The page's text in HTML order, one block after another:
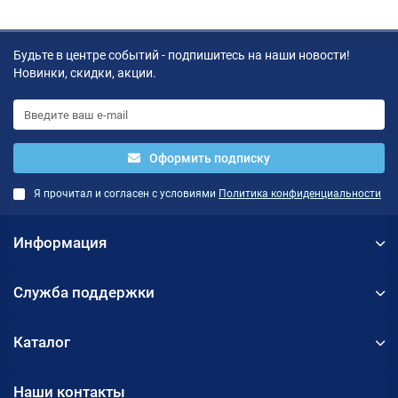
Будьте в центре событий - подпишитесь на наши новости!
Новинки, скидки, акции.
Оформить подписку
Я прочитал и согласен с условиями Политика конфиденциальности
Информация
Служба поддержки
Каталог
Наши контакты